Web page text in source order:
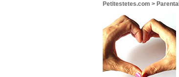
Petitestetes.com >